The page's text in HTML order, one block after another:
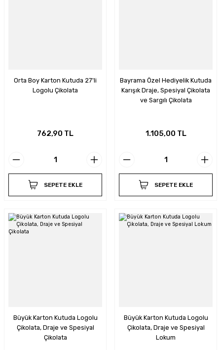
Orta Boy Karton Kutuda 27'li
Logolu Çikolata
762,90 TL
SEPETE EKLE
Bayrama Özel Hediyelik Kutuda
Karışık Draje, Spesiyal Çikolata
ve Sargılı Çikolata
1.105,00 TL
SEPETE EKLE
Büyük Karton Kutuda Logolu
Çikolata, Draje ve Spesiyal
Çikolata
Büyük Karton Kutuda Logolu
Çikolata, Draje ve Spesiyal
Lokum